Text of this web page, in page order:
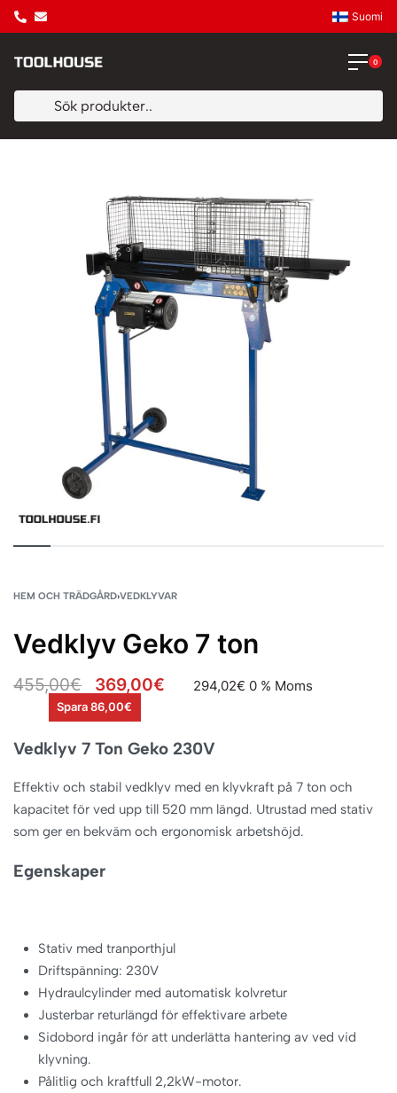
Suomi
0
HEM OCH TRÄDGÅRD›VEDKLYVAR
Vedklyv Geko 7 ton
455,00€ 369,00€ 294,02€ 0 % Moms
Spara 86,00€
Vedklyv 7 Ton Geko 230V
Effektiv och stabil vedklyv med en klyvkraft på 7 ton och
kapacitet för ved upp till 520 mm längd. Utrustad med stativ
som ger en bekväm och ergonomisk arbetshöjd.
Egenskaper
Stativ med tranporthjul
Driftspänning: 230V
Hydraulcylinder med automatisk kolvretur
Justerbar returlängd för effektivare arbete
Sidobord ingår för att underlätta hantering av ved vid
klyvning.
Pålitlig och kraftfull 2,2kW-motor.